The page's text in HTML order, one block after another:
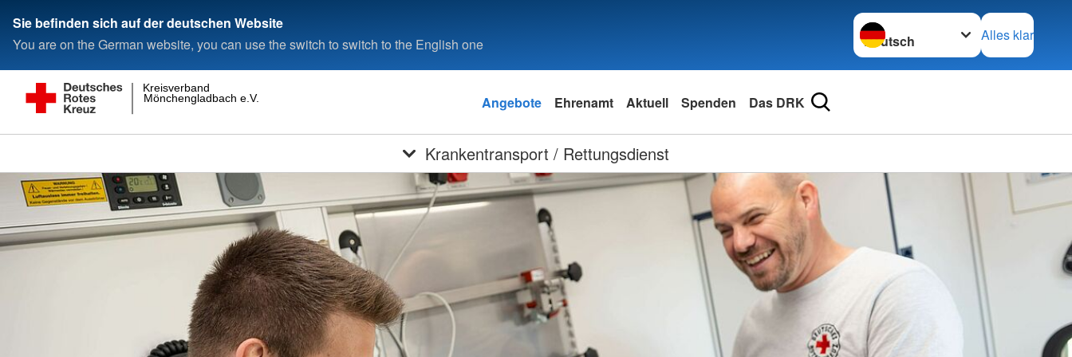
Sie befinden sich auf der deutschen Website
You are on the German website, you can use the switch to switch to the English one
Sprache wechseln zu
Alles klar
Mönchengladbach e.V.
Kreisverband
Angebote Ehrenamt Aktuell Spenden Das DRK
Krankentransport / Rettungsdienst